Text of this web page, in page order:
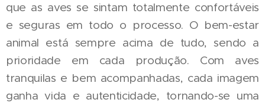
que as aves se sintam totalmente confortáveis
e seguras em todo o processo. O bem-estar
animal está sempre acima de tudo, sendo a
prioridade em cada produção. Com aves
tranquilas e bem acompanhadas, cada imagem
ganha vida e autenticidade, tornando-se uma